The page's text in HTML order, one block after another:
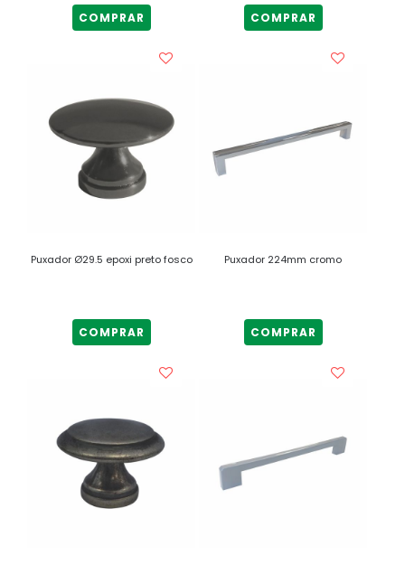
COMPRAR COMPRAR
Puxador Ø29.5 epoxi preto fosco
COMPRAR
Puxador 224mm cromo
COMPRAR